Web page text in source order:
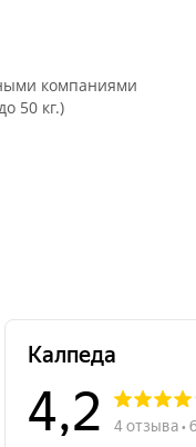
компаниями
50 кг.)